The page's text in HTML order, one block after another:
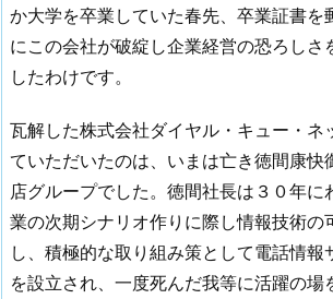
か大学を卒業していた春先、卒業証書を
にこの会社が破綻し企業経営の恐ろしさ
したわけです。
瓦解した株式会社ダイヤル・キュー・ネ
ていただいたのは、いまは亡き徳間康快
店グループでした。徳間社長は３０年に
業の次期シナリオ作りに際し情報技術の
し、積極的な取り組み策として電話情報
を設立され、一度死んだ我等に活躍の場